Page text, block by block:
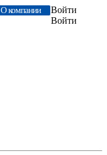
О компании
Войти
Войти